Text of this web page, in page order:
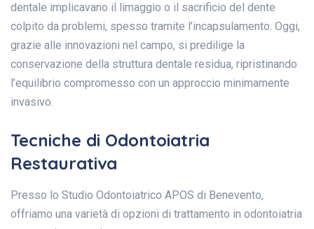
dentale implicavano il limaggio o il sacrificio del dente
colpito da problemi, spesso tramite l’incapsulamento. Oggi,
grazie alle innovazioni nel campo, si predilige la
conservazione della struttura dentale residua, ripristinando
l’equilibrio compromesso con un approccio minimamente
invasivo.
Tecniche di Odontoiatria
Restaurativa
Presso lo Studio Odontoiatrico APOS di Benevento,
offriamo una varietà di opzioni di trattamento in odontoiatria